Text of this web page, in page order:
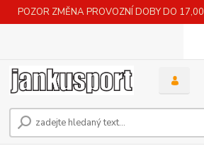
POZOR ZMĚNA PROVOZNÍ DOBY DO